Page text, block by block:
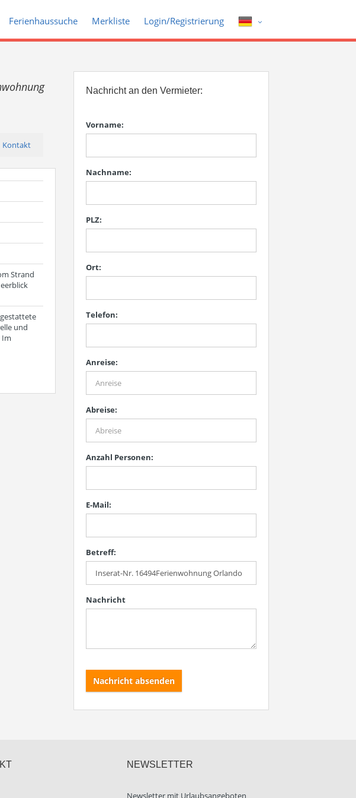
Login/Registrierung
Merkliste
Ferienhaussuche
Kontakt
Strand
und
Im
Nachricht an den Vermieter:
Vorname:
Nachname:
PLZ:
Ort:
Telefon:
Anreise:
Abreise:
Anzahl Personen:
E-Mail:
Betreff:
Nachricht
Nachricht absenden
NEWSLETTER
Newsletter mit Urlaubsangeboten